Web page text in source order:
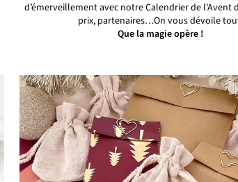
d’émerveillement avec notre Calendrier de l'Avent
prix, partenaires…On vous dévoile
Que la magie opère !